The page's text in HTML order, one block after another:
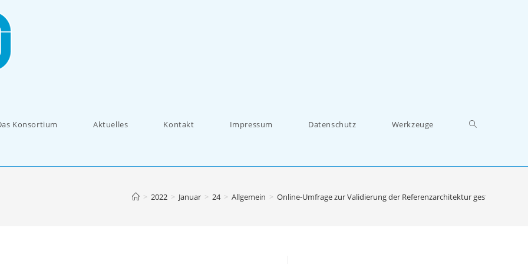
Konsortium Aktuelles Kontakt Impressum Datenschutz Werkzeuge
> 2022 > Januar > 24 > Allgemein > Online-Umfrage zur Validierung der Referenzarchitektur gestartet